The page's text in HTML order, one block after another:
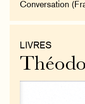
Conversation
LIVRES